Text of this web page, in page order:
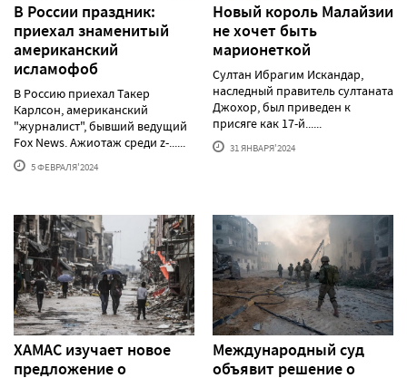
В России праздник:
приехал знаменитый
американский
исламофоб
В Россию приехал Такер
Карлсон, американский
"журналист", бывший ведущий
Fox News. Ажиотаж среди z-......
5 ФЕВРАЛЯ'2024
Новый король Малайзии
не хочет быть
марионеткой
Султан Ибрагим Искандар,
наследный правитель султаната
Джохор, был приведен к
присяге как 17-й......
31 ЯНВАРЯ'2024
ХАМАС изучает новое
предложение о
Международный суд
объявит решение о